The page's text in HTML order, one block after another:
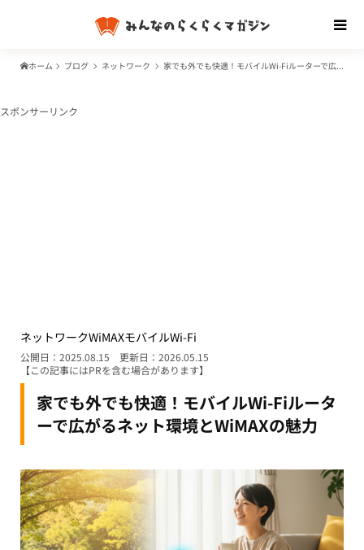
ホーム ブログ ネットワーク 家でも外でも快適！モバイルWi-Fiルーターで広がるネット環境とWiMAXの魅力
スポンサーリンク
ネットワークWiMAXモバイルWi-Fi
家でも外でも快適！モバイルWi-Fiルータ
ーで広がるネット環境とWiMAXの魅力
公開日：2025.08.15
更新日：2026.05.15
【この記事にはPRを含む場合があります】